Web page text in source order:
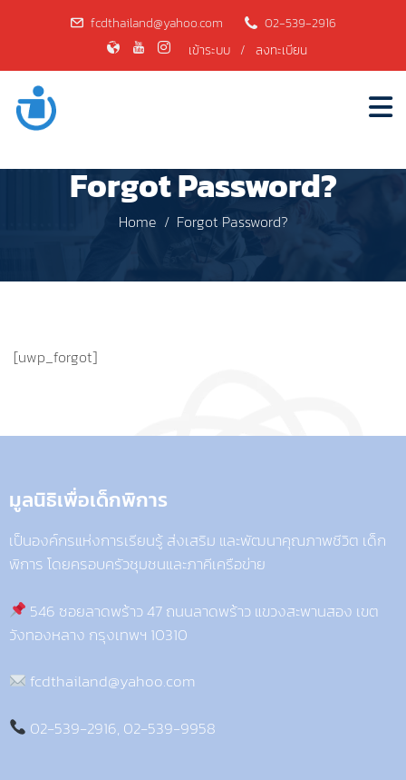
fcdthailand@yahoo.com
02-539-2916
เข้าระบบ / ลงทะเบียน
Forgot Password?
Home Forgot Password?
[uwp_forgot]
มูลนิธิเพื่อเด็กพิการ​
เป็นองค์กรแห่งการเรียนรู้ ส่งเสริม และพัฒนาคุณภาพชีวิต เด็ก
พิการ โดยครอบครัวชุมชนและภาคีเครือข่าย
546 ซอยลาดพร้าว 47 ถนนลาดพร้าว แขวงสะพานสอง เขต
วังทองหลาง กรุงเทพฯ 10310
fcdthailand@yahoo.com
02-539-2916, 02-539-9958